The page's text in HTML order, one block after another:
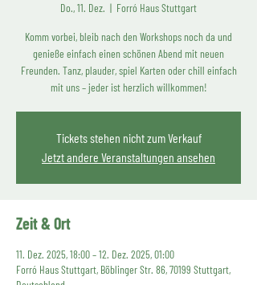
Do., 11. Dez.
  |
Forró Haus Stuttgart
Komm vorbei, bleib nach den Workshops noch da und
genieße einfach einen schönen Abend mit neuen
Freunden. Tanz, plauder, spiel Karten oder chill einfach
mit uns – jeder ist herzlich willkommen!
Tickets stehen nicht zum Verkauf
Jetzt andere Veranstaltungen ansehen
Zeit & Ort
11. Dez. 2025, 18:00 – 12. Dez. 2025, 01:00
Forró Haus Stuttgart, Böblinger Str. 86, 70199 Stuttgart,